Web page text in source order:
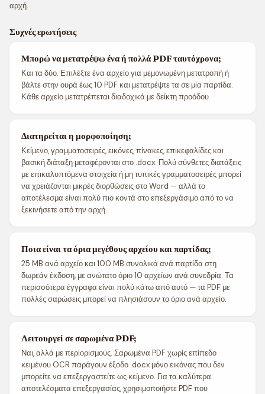
αρχή.
Συχνές ερωτήσεις
Μπορώ να μετατρέψω ένα ή πολλά PDF ταυτόχρονα;
Και τα δύο. Επιλέξτε ένα αρχείο για μεμονωμένη μετατροπή ή
βάλτε στην ουρά έως 10 PDF και μετατρέψτε τα σε μία παρτίδα.
Κάθε αρχείο μετατρέπεται διαδοχικά με δείκτη προόδου.
Διατηρείται η μορφοποίηση;
Κείμενο, γραμματοσειρές, εικόνες, πίνακες, επικεφαλίδες και
βασική διάταξη μεταφέρονται στο .docx. Πολύ σύνθετες διατάξεις
με επικαλυπτόμενα στοιχεία ή μη τυπικές γραμματοσειρές μπορεί
να χρειάζονται μικρές διορθώσεις στο Word — αλλά το
αποτέλεσμα είναι πολύ πιο κοντά στο επεξεργάσιμο από το να
ξεκινήσετε από την αρχή.
Ποια είναι τα όρια μεγέθους αρχείου και παρτίδας;
25 MB ανά αρχείο και 100 MB συνολικά ανά παρτίδα στη
δωρεάν έκδοση, με ανώτατο όριο 10 αρχείων ανά συνεδρία. Τα
περισσότερα έγγραφα είναι πολύ κάτω από αυτό — τα PDF με
πολλές σαρώσεις μπορεί να πλησιάσουν το όριο ανά αρχείο.
Λειτουργεί σε σαρωμένα PDF;
Ναι, αλλά με περιορισμούς. Σαρωμένα PDF χωρίς επίπεδο
κειμένου OCR παράγουν έξοδο .docx μόνο εικόνας που δεν
μπορείτε να επεξεργαστείτε ως κείμενο. Για τα καλύτερα
αποτελέσματα επεξεργασίας, χρησιμοποιήστε PDF που